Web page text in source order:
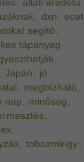
, állati eredetű
, dxn , ecet
segítő,
tápanyag
,
, Japán , jó
, megbízható ,
nap , minőség ,
,
,
, tobozmirigy,